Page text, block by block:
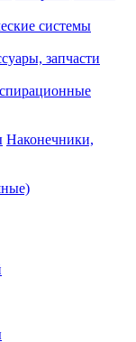
системы
запчасти
Наконечники,